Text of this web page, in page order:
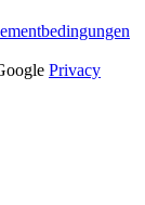
Privacy